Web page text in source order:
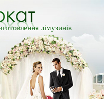
лімузинів